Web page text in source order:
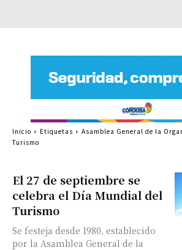
El 27 de septiembre se
celebra el Día Mundial del
Turismo
Se festeja desde 1980, establecido
por la Asamblea General de la
Inicio Etiquetas
Asamblea General de la
Turismo